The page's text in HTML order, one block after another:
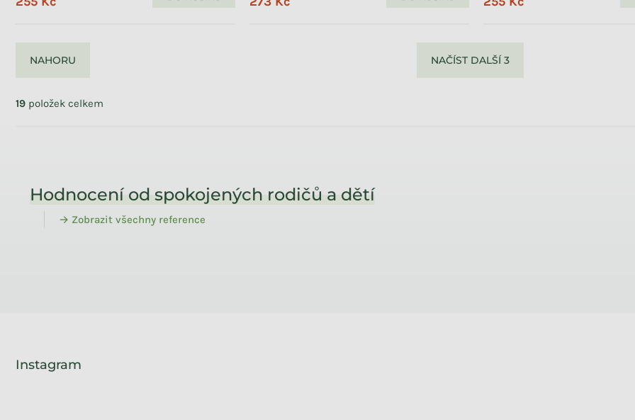
NAČÍST DALŠÍ 3
19 položek celkem
NAHORU
Hodnocení od spokojených rodičů a dětí
→ Zobrazit všechny reference
Instagram